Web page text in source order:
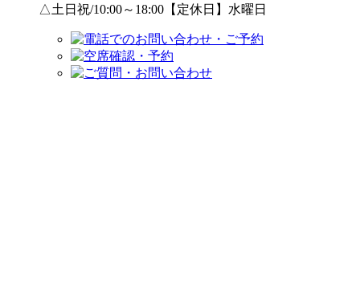
△土日祝/10:00～18:00【定休日】水曜日